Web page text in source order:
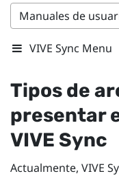
Manuales de
VIVE Sync Menu
Tipos de
presentar
VIVE Sync
Actualmente, VIVE